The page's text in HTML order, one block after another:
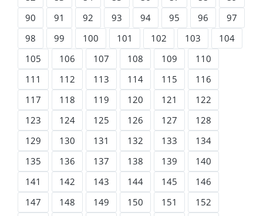
90
91 92 93 94 95 96
97
98
99 100 101 102 103
104
105
106 107 108 109
110
111
112 113 114 115
116
117
118 119 120 121
122
123
124 125 126 127
128
129
130 131 132 133
134
135
136 137 138 139
140
141
142 143 144 145
146
147
148 149 150 151
152